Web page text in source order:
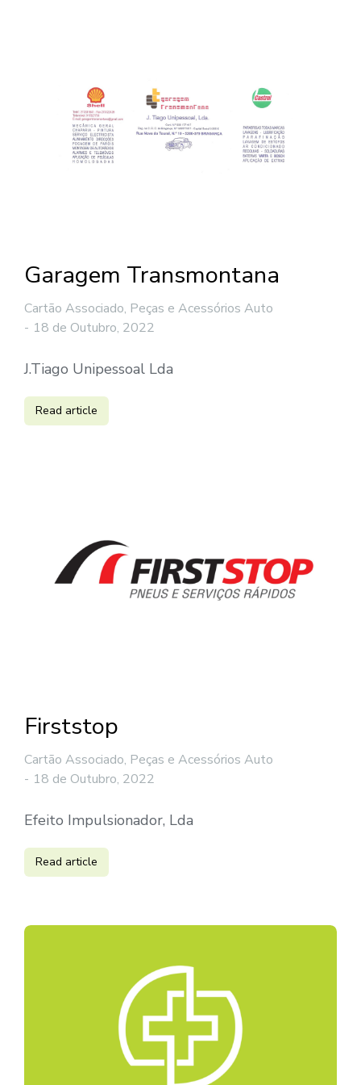
Garagem Transmontana
Cartão Associado, Peças e Acessórios Auto
18 de Outubro, 2022
J.Tiago Unipessoal Lda
Read article
Firststop
Cartão Associado, Peças e Acessórios Auto
18 de Outubro, 2022
Efeito Impulsionador, Lda
Read article